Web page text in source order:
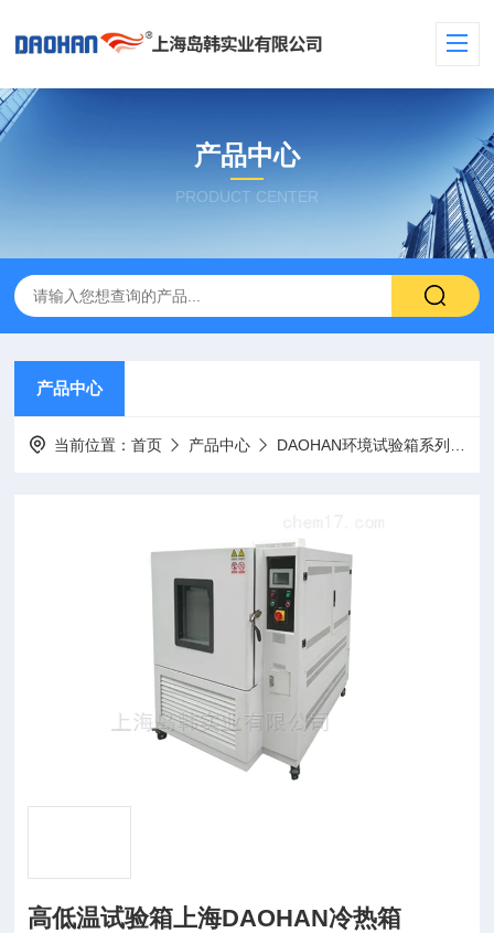
产品中心
PRODUCT CENTER
产品中心
当前位置：首页 产品中心 DAOHAN环境试验箱系列
高低温试验箱上海DAOHAN冷热箱